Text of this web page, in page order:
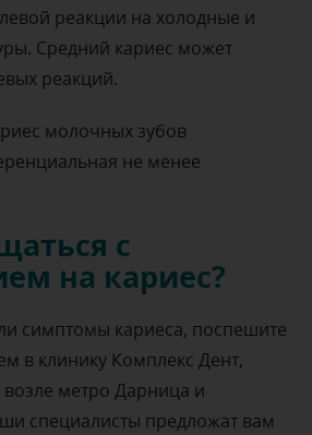
реакции на холодные и
Средний кариес может
реакций.
молочных зубов
не менее
с
на кариес?
симптомы кариеса, поспешите
в клинику Комплекс Дент,
возле метро Дарница и
специалисты предложат вам